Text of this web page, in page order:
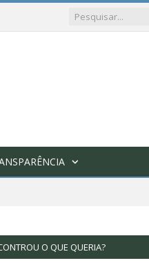
O QUE QUERIA?